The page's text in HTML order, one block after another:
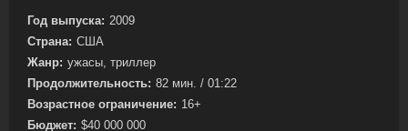
Год выпуска: 2009
Страна: США
Жанр: ужасы, триллер
Продолжительность: 82 мин. / 01:22
Возрастное ограничение: 16+
Бюджет: $40 000 000